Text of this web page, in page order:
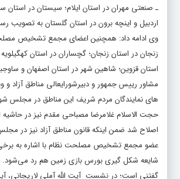
ـ صنعتی مهران در استان ایلام؛ سیستان در استان
اردبیل و اینچه برون در استان گلستان به تصویب
وی ادامه داد: همچنین اعضای مجمع تشخیص
زنجان در استان زنجان؛ گچساران در استان
استان قزوین؛ شاهین شهر در استان اصفهان و
مشاور رییس جمهور و دبیرشورایعالی مناطق آزاد
های نمایندگان مردم شریف این مناطق در مجلس
حجت الاسلام غلامرضا مصباحی مقدم نیز در
اصلاح شد ضمن اینکه قانون مناطق آزاد نیز در
عضو مجمع تشخیص مصلحت نظام با اشاره به برخی
شایعه شکل گیری بورس بازی زمین هم رد می‌شود.
گفتنی است؛ در نشست آیت الله آملی لاریجانی،